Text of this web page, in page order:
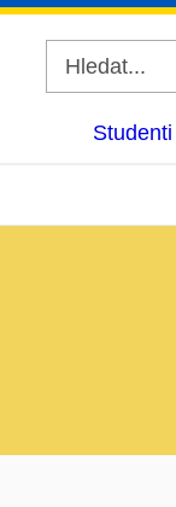
Studenti